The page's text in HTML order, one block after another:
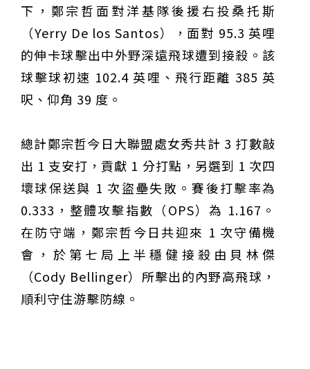
下，鄭宗哲面對洋基隊後援右投桑托斯
（Yerry De los Santos），面對 95.3 英哩
的伸卡球擊出中外野深遠飛球遭到接殺。該
球擊球初速 102.4 英哩、飛行距離 385 英
呎、仰角 39 度。
總計鄭宗哲今日大聯盟處女秀共計 3 打數敲
出 1 支安打，貢獻 1 分打點，另選到 1 次四
壞球保送與 1 次盜壘失敗。賽後打擊率為
0.333，整體攻擊指數（OPS）為 1.167。
在防守端，鄭宗哲今日共迎來 1 次守備機
會，於第七局上半穩健接殺由貝林傑
（Cody Bellinger）所擊出的內野高飛球，
順利守住游擊防線。